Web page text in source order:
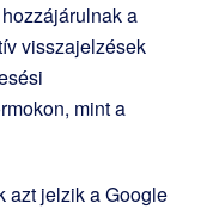
a
visszajelzések
mint a
azt jelzik a Google